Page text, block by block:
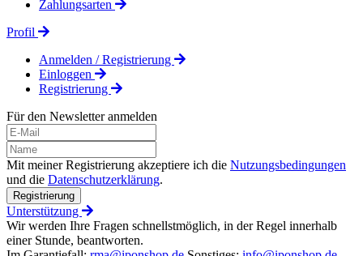
Zahlungsarten
Profil
Anmelden / Registrierung
Einloggen
Registrierung
Für den Newsletter anmelden
Mit meiner Registrierung akzeptiere ich die Nutzungsbedingungen
und die Datenschutzerklärung.
Registrierung
Unterstützung
Wir werden Ihre Fragen schnellstmöglich, in der Regel innerhalb
einer Stunde, beantworten.